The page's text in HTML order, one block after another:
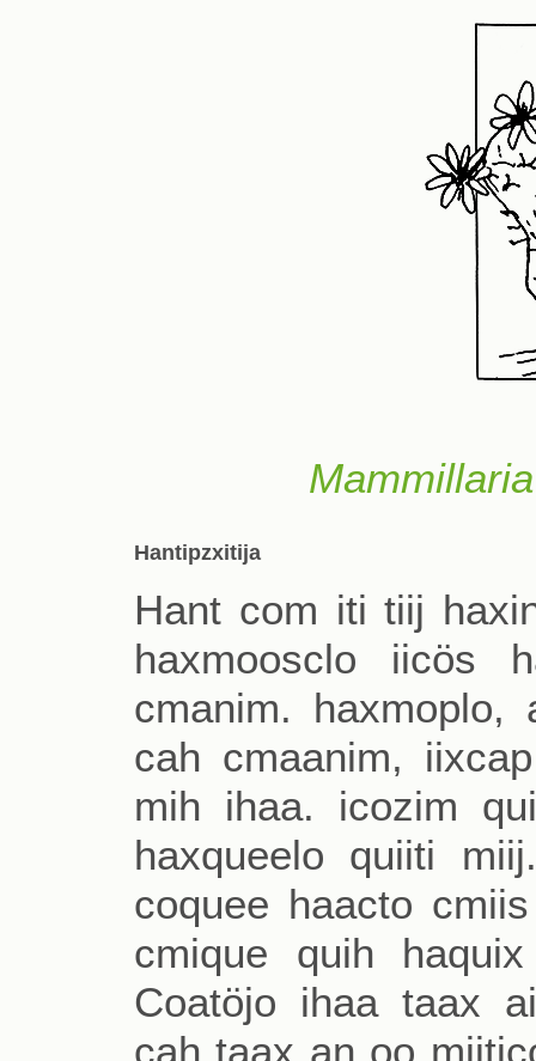
Hantipzxitija
Hant com iti tiij
haxmoosclo iicös
cmanim. haxmoplo,
cah cmaanim,
mih ihaa. icozim
haxqueelo quiiti
coquee haacto
cmique quih
Coatöjo ihaa taax
cah taax an oo